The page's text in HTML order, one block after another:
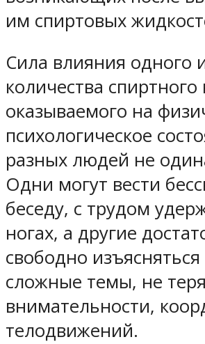
им спиртовых
Сила влияния одного
количества спиртного
оказываемого на
психологическое
разных людей не
Одни могут вести
беседу, с трудом
ногах, а другие
свободно изъясняться
сложные темы, не
внимательности,
телодвижений.